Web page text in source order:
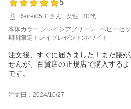
5
Reirei0531さん
女性
30代
本体カラー:グレイシアグリーン | ベビーセ
期間限定トレイプレゼント:ホワイト
注文後、すぐに届きました！まだ腰
せんが、百貨店の正規店で購入する
です。
注文日：2024/10/27